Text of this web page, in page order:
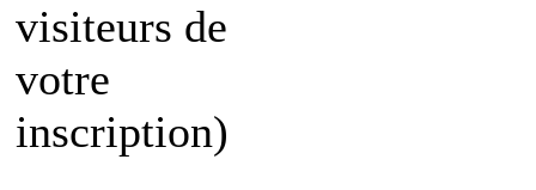
visiteurs de
votre
inscription)